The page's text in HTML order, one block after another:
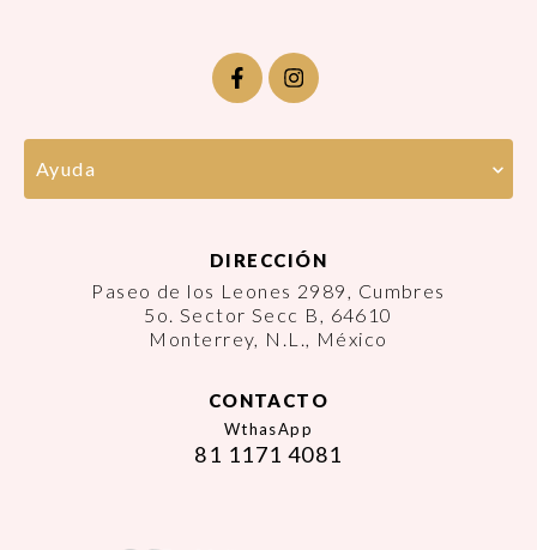
Ayuda
DIRECCIÓN
Paseo de los Leones 2989, Cumbres
5o. Sector Secc B, 64610
Monterrey, N.L., México
CONTACTO
WthasApp
81 1171 4081